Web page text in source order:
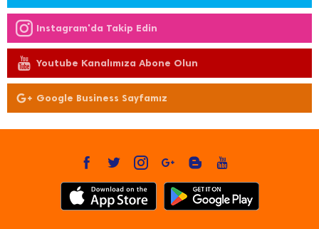
Instagram'da Takip Edin
Youtube Kanalımıza Abone Olun
Google Business Sayfamız